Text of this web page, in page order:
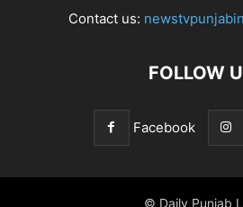
Contact us:
FOLLOW
Facebook
© Daily Punjab